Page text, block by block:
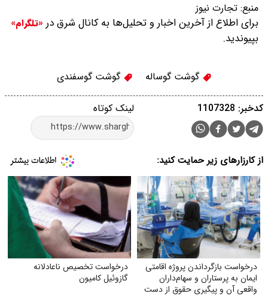
منبع: تجارت نیوز
برای اطلاع از آخرین اخبار و تحلیل‌ها به کانال شرق در «تلگرام»
بپیوندید.
گوشت گوساله گوشت گوسفندی
لینک کوتاه کدخبر: 1107328
از کارزارهای زیر حمایت کنید:
درخواست بازگرداندن پروژه اقامتی
ایمان به پرستاران و سهام‌داران
واقعی آن و پیگیری حقوق از دست
درخواست تخصیص ناعادلانه
گازوئیل کامیون